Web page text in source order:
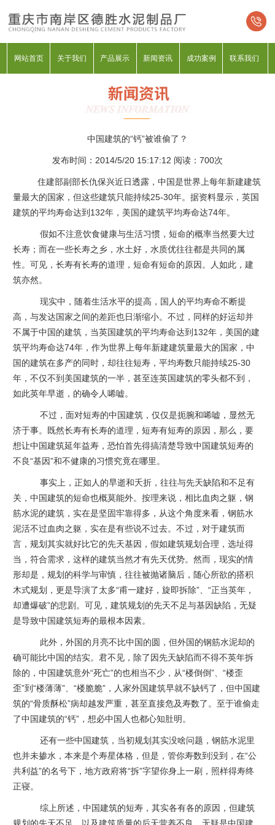
网站首页 关于我们 产品展示 新闻资讯 成功案例 联系我们
中国建筑的“钙”被谁偷了？
发布时间：2014/5/20 15:17:12 阅读： 700次
住建部副部长仇保兴近日透露，中国是世界上每年新建建筑
量最大的国家，但这些建筑只能持续25-30年。据资料显示，英国
建筑的平均寿命达到132年，美国的建筑平均寿命达74年。
假如不注意饮食健康与生活习惯，短命的概率当然要大过
长寿；而在一些长寿之乡，水土好，水质优往往都是共同的属
性。可见，长寿有长寿的道理，短命有短命的原因。人如此，建
筑亦然。
现实中，随着生活水平的提高，国人的平均寿命不断提
高，与发达国家之间的差距也日渐缩小。不过，同样的好运却并
不属于中国的建筑，当英国建筑的平均寿命达到132年，美国的建
筑平均寿命达74年，作为世界上每年新建建筑量最大的国家，中
国的建筑在多产的同时，却往往短寿，平均寿数只能持续25-30
年，不仅不到美国建筑的一半，甚至连英国建筑的零头都不到，
如此英年早逝，的确令人唏嘘。
不过，面对短寿的中国建筑 ，仅仅是扼腕和唏嘘，显然无
济于事。既然长寿有长寿的道理，短寿有短寿的原因，那么，要
想让中国建筑延年益寿，恐怕首先得搞清楚导致中国建筑短寿的
不良“基因”和不健康的习惯究竟在哪里。
事实上，正如人的早逝和夭折，往往与先天缺陷和不足有
关，中国建筑的短命也概莫能外。按理来说，相比血肉之躯，钢
筋水泥的建筑，实在是坚固牢靠得多，从这个角度来看，钢筋水
泥活不过血肉之躯，实在是有些说不过去。不过，对于建筑而
言，规划其实就好比它的先天基因，假如建筑规划合理，选址得
当，符合需求，这样的建筑当然才有先天优势。然而，现实的情
形却是，规划的科学与审慎，往往被抛诸脑后，随心所欲的搭积
木式规划，更是导演了太多“甫一建好，旋即拆除”、“正当英年，
却遭爆破”的悲剧。可见，建筑规划的先天不足与基因缺陷，无疑
是导致中国建筑短寿的最根本因素。
此外，外国的月亮不比中国的圆，但外国的钢筋水泥却的
确可能比中国的结实。君不见，除了因先天缺陷而不得不英年拆
除的，中国建筑意外“死亡”的也相当不少，从“楼倒倒”、“楼歪
歪”到“楼薄薄”、“楼脆脆”，人家外国建筑早就不缺钙了，但中国建
筑的“骨质酥松”病却越发严重，甚至直接危及寿数了。至于谁偷走
了中国建筑的“钙”，想必中国人也都心知肚明。
还有一些中国建筑，当初规划其实没啥问题，钢筋水泥里
也并未掺水，本来是个寿星体格，但是，管你寿数到没到，在“公
共利益”的名号下，地方政府将“拆”字望你身上一刷，照样得寿终
正寝。
综上所述，中国建筑的短寿，其实各有各的原因，但建筑